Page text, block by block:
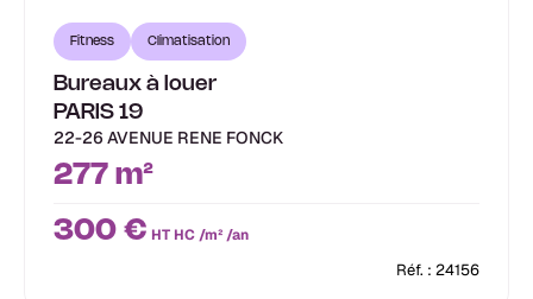
Fitness Climatisation
Bureaux à louer
PARIS 19
22-26 AVENUE RENE FONCK
277 m²
300 € HT HC /m² /an
Réf. : 24156